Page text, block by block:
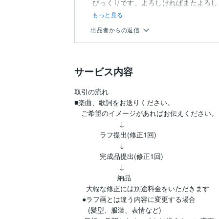
びっくりです。よろしければまたよろ
もっと見る
出品者からの返信
サービス内容
取引の流れ
■楽曲、歌詞をお送りください。
ご希望のイメージがあればお伝えください。